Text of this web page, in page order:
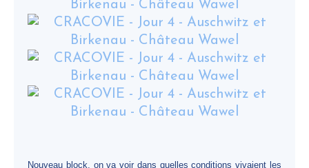
Nouveau block, on va voir dans quelles conditions vivaient les